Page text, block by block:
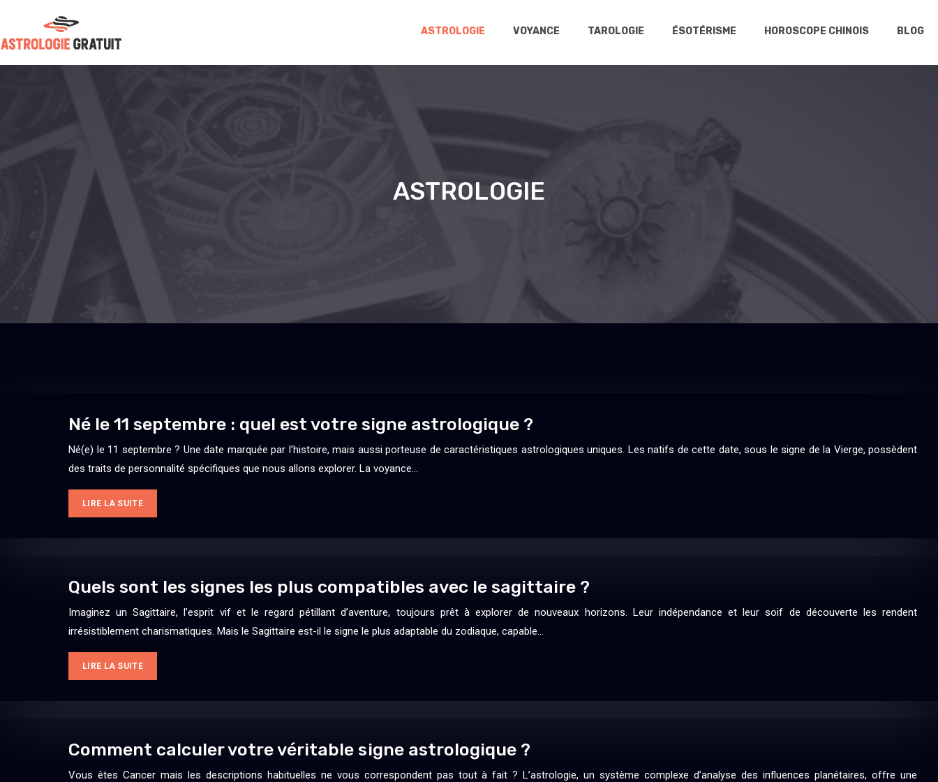
ASTROLOGIE VOYANCE TAROLOGIE ÉSOTÉRISME HOROSCOPE CHINOIS BLOG
ASTROLOGIE
Né le 11 septembre : quel est votre signe astrologique ?
Né(e) le 11 septembre ? Une date marquée par l’histoire, mais aussi porteuse de caractéristiques astrologiques uniques. Les natifs de cette date, sous le signe de la Vierge, possèdent
des traits de personnalité spécifiques que nous allons explorer. La voyance…
LIRE LA SUITE
Quels sont les signes les plus compatibles avec le sagittaire ?
Imaginez un Sagittaire, l’esprit vif et le regard pétillant d’aventure, toujours prêt à explorer de nouveaux horizons. Leur indépendance et leur soif de découverte les rendent
irrésistiblement charismatiques. Mais le Sagittaire est-il le signe le plus adaptable du zodiaque, capable…
LIRE LA SUITE
Comment calculer votre véritable signe astrologique ?
Vous êtes Cancer mais les descriptions habituelles ne vous correspondent pas tout à fait ? L’astrologie, un système complexe d’analyse des influences planétaires, offre une